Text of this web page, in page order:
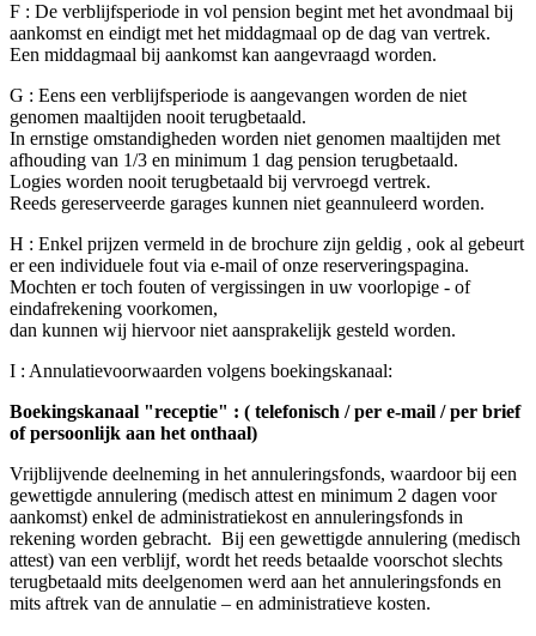
F : De verblijfsperiode in vol pension begint met het avondmaal bij
aankomst en eindigt met het middagmaal op de dag van vertrek.
Een middagmaal bij aankomst kan aangevraagd worden.
G : Eens een verblijfsperiode is aangevangen worden de niet
genomen maaltijden nooit terugbetaald.
In ernstige omstandigheden worden niet genomen maaltijden met
afhouding van 1/3 en minimum 1 dag pension terugbetaald.
Logies worden nooit terugbetaald bij vervroegd vertrek.
Reeds gereserveerde garages kunnen niet geannuleerd worden.
H : Enkel prijzen vermeld in de brochure zijn geldig , ook al gebeurt
er een individuele fout via e-mail of onze reserveringspagina.
Mochten er toch fouten of vergissingen in uw voorlopige - of
eindafrekening voorkomen,
dan kunnen wij hiervoor niet aansprakelijk gesteld worden.
I : Annulatievoorwaarden volgens boekingskanaal:
Boekingskanaal "receptie" : ( telefonisch / per e-mail / per brief
of persoonlijk aan het onthaal)
Vrijblijvende deelneming in het annuleringsfonds, waardoor bij een
gewettigde annulering (medisch attest en minimum 2 dagen voor
aankomst) enkel de administratiekost en annuleringsfonds in
rekening worden gebracht. Bij een gewettigde annulering (medisch
attest) van een verblijf, wordt het reeds betaalde voorschot slechts
terugbetaald mits deelgenomen werd aan het annuleringsfonds en
mits aftrek van de annulatie – en administratieve kosten.